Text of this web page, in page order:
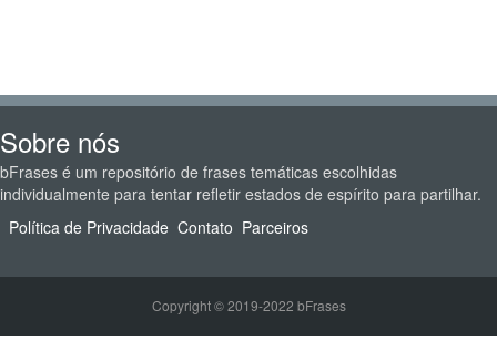
Sobre nós
bFrases é um repositório de frases temáticas escolhidas
individualmente para tentar refletir estados de espírito para partilhar.
Política de Privacidade Contato Parceiros
Copyright © 2019-2022 bFrases